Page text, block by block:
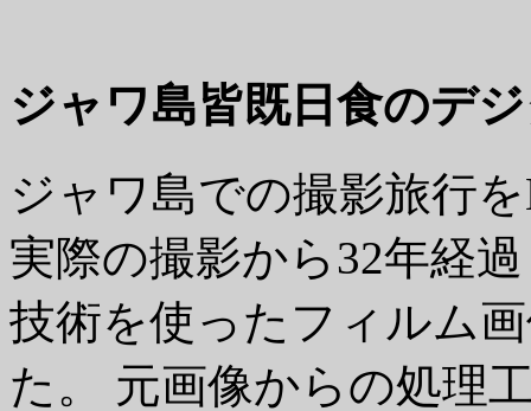
ジャワ島皆既日食のデ
ジャワ島での撮影旅行
実際の撮影から32年経
技術を使ったフィルム
た。 元画像からの処理